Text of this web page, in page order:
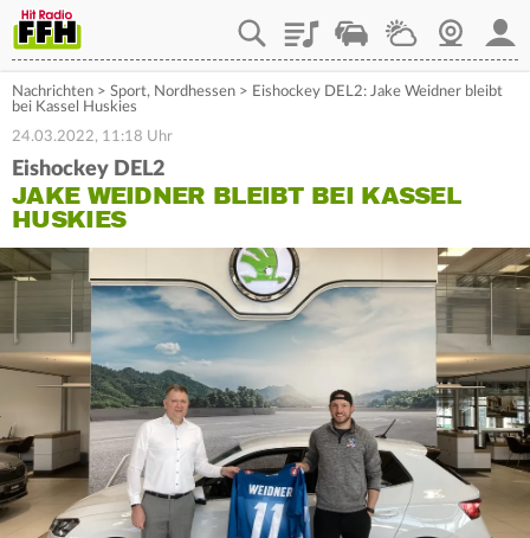
PlaylistStaupilotWetterWebcam
Nachrichten > Sport, Nordhessen > Eishockey DEL2: Jake Weidner bleibt
bei Kassel Huskies
24.03.2022, 11:18 Uhr
Eishockey DEL2
JAKE WEIDNER BLEIBT BEI KASSEL
HUSKIES